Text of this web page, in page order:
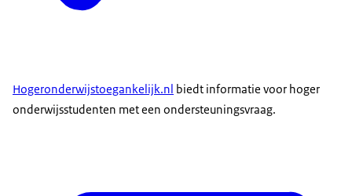
Hogeronderwijstoegankelijk.nl biedt informatie voor hoger
onderwijsstudenten met een ondersteuningsvraag.